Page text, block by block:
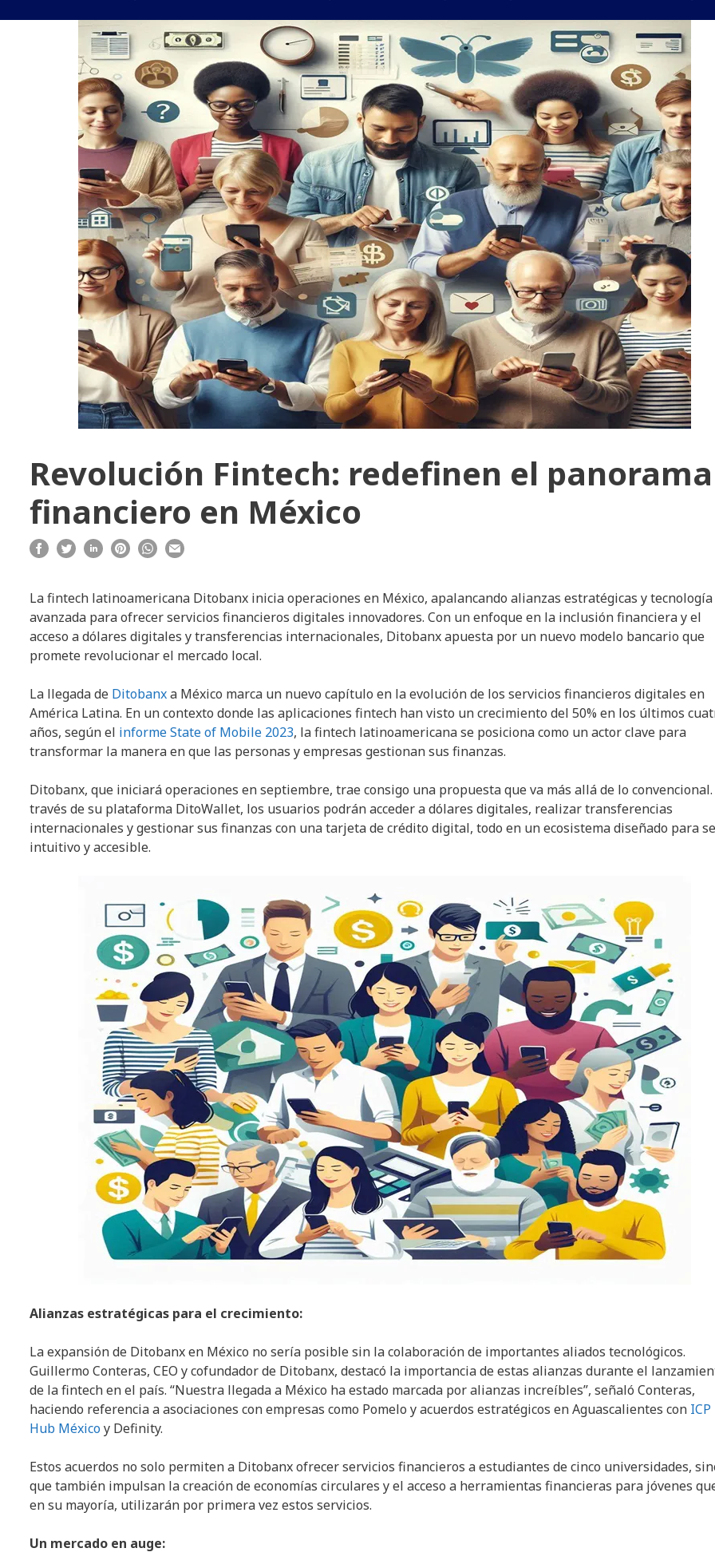
Revolución Fintech: redefinen el panorama
financiero en México
La fintech latinoamericana Ditobanx inicia operaciones en México, apalancando alianzas estratégicas y tecnología
avanzada para ofrecer servicios financieros digitales innovadores. Con un enfoque en la inclusión financiera y el
acceso a dólares digitales y transferencias internacionales, Ditobanx apuesta por un nuevo modelo bancario que
promete revolucionar el mercado local.
La llegada de Ditobanxa México marca un nuevo capítulo en la evolución de los servicios financieros digitales en
América Latina. En un contexto donde las aplicaciones fintech han visto un crecimiento del 50% en los últimos
años, según el informe State of Mobile 2023, la fintech latinoamericana se posiciona como un actor clave para
transformar la manera en que las personas y empresas gestionan sus finanzas.
Ditobanx, que iniciará operaciones en septiembre, trae consigo una propuesta que va más allá de lo convencional.
través de su plataforma DitoWallet, los usuarios podrán acceder a dólares digitales, realizar transferencias
internacionales y gestionar sus finanzas con una tarjeta de crédito digital, todo en un ecosistema diseñado para
intuitivo y accesible.
Alianzas estratégicas para el crecimiento:
La expansión de Ditobanx en México no sería posible sin la colaboración de importantes aliados tecnológicos.
Guillermo Conteras, CEO y cofundador de Ditobanx, destacó la importancia de estas alianzas durante el
de la fintech en el país. “Nuestra llegada a México ha estado marcada por alianzas increíbles”, señaló Conteras,
haciendo referencia a asociaciones con empresas como Pomelo y acuerdos estratégicos en Aguascalientes con ICP
Hub Méxicoy Definity.
Estos acuerdos no solo permiten a Ditobanx ofrecer servicios financieros a estudiantes de cinco universidades,
que también impulsan la creación de economías circulares y el acceso a herramientas financieras para jóvenes
en su mayoría, utilizarán por primera vez estos servicios.
Un mercado en auge: